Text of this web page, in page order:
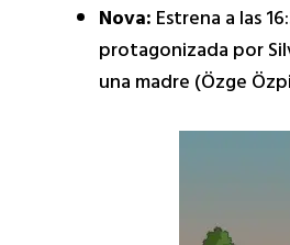
Nova:Estrena a las
protagonizada por
una madre (Özge